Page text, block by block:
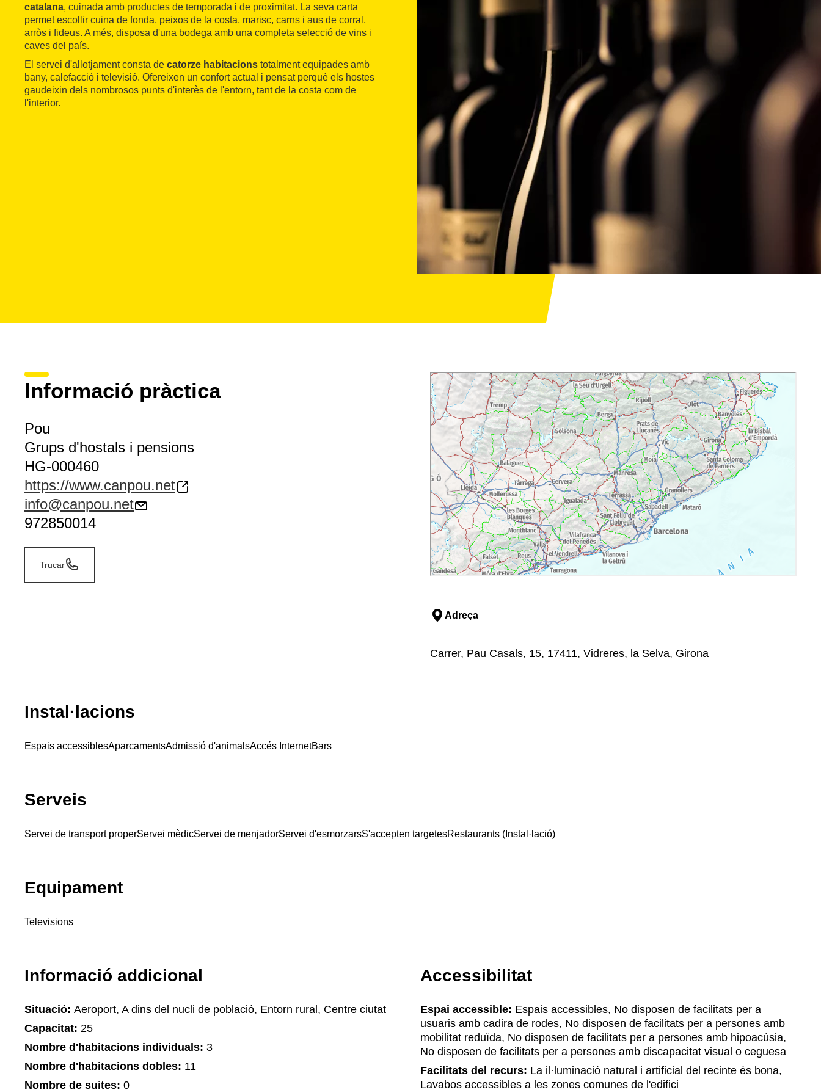
catalana, cuinada amb productes de temporada i de proximitat. La seva carta
permet escollir cuina de fonda, peixos de la costa, marisc, carns i aus de corral,
arròs i fideus. A més, disposa d'una bodega amb una completa selecció de vins i
caves del país.
El servei d'allotjament consta de catorze habitacions totalment equipades amb
bany, calefacció i televisió. Ofereixen un confort actual i pensat perquè els hostes
gaudeixin dels nombrosos punts d'interès de l'entorn, tant de la costa com de
l'interior.
Informació pràctica
Pou
Grups d'hostals i pensions
HG-000460
https://www.canpou.net
info@canpou.net
972850014
Trucar
Adreça
Carrer, Pau Casals, 15, 17411, Vidreres, la Selva, Girona
Instal·lacions
Espais accessiblesAparcamentsAdmissió d'animalsAccés InternetBars
Serveis
Servei de transport properServei mèdicServei de menjadorServei d'esmorzarsS'accepten targetesRestaurants (Instal·lació)
Equipament
Televisions
Informació addicional
Situació: Aeroport, A dins del nucli de població, Entorn rural, Centre ciutat
Capacitat: 25
Nombre d'habitacions individuals: 3
Nombre d'habitacions dobles: 11
Nombre de suites: 0
Accessibilitat
Espai accessible: Espais accessibles, No disposen de facilitats per a
usuaris amb cadira de rodes, No disposen de facilitats per a persones amb
mobilitat reduïda, No disposen de facilitats per a persones amb hipoacúsia,
No disposen de facilitats per a persones amb discapacitat visual o ceguesa
Facilitats del recurs: La il·luminació natural i artificial del recinte és bona,
Lavabos accessibles a les zones comunes de l'edifici